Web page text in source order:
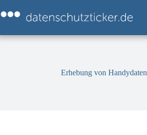
Inhalt
springen
Erhebung von Handydaten